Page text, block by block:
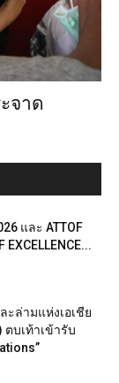
จาด
และ ATTOF
EXCELLENCE...
ล่ามแห่งเอเชีย
ตบเท้าเข้ารับ